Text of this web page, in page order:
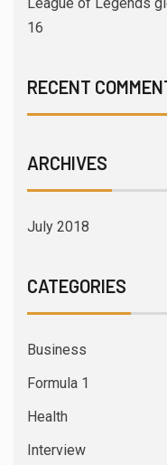
16
RECENT
ARCHIVES
July 2018
CATEGORIES
Business
Formula 1
Health
Interview